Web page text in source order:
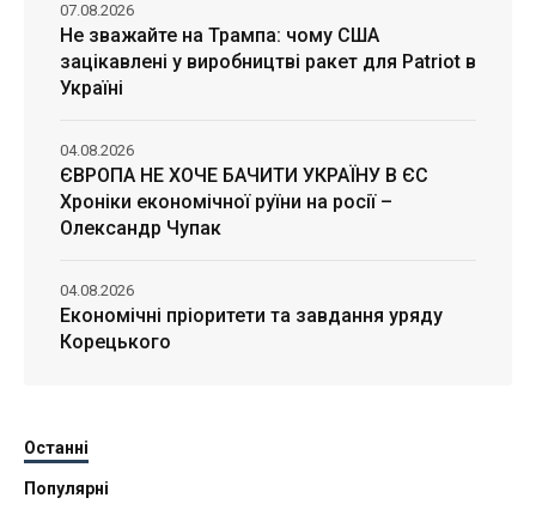
Не зважайте на Трампа: чому США
зацікавлені у виробництві ракет для Patriot в
Україні
07.08.2026
ЄВРОПА НЕ ХОЧЕ БАЧИТИ УКРАЇНУ В ЄС
Хроніки економічної руїни на росії –
Олександр Чупак
04.08.2026
Економічні пріоритети та завдання уряду
Корецького
04.08.2026
Останні
Популярні